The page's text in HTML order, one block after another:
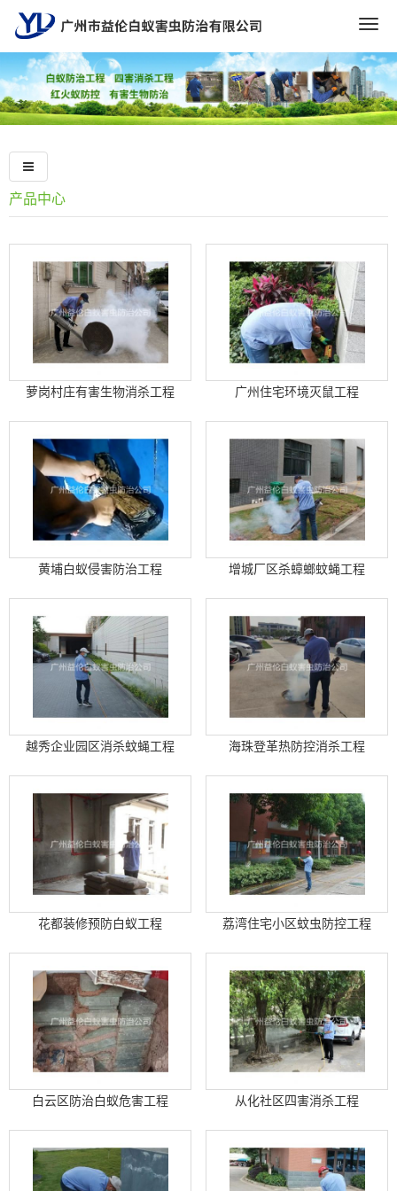
产品中心
萝岗村庄有害生物消杀工程 广州住宅环境灭鼠工程
黄埔白蚁侵害防治工程 增城厂区杀蟑螂蚊蝇工程
越秀企业园区消杀蚊蝇工程 海珠登革热防控消杀工程
花都装修预防白蚁工程 荔湾住宅小区蚊虫防控工程
白云区防治白蚁危害工程 从化社区四害消杀工程